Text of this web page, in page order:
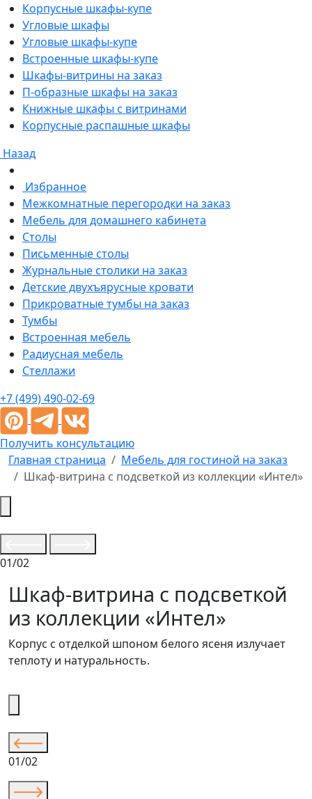
Корпусные шкафы-купе
Угловые шкафы
Угловые шкафы-купе
Встроенные шкафы-купе
Шкафы-витрины на заказ
П-образные шкафы на заказ
Книжные шкафы с витринами
Корпусные распашные шкафы
Назад
Избранное
Межкомнатные перегородки на заказ
Мебель для домашнего кабинета
Столы
Письменные столы
Журнальные столики на заказ
Детские двухъярусные кровати
Прикроватные тумбы на заказ
Тумбы
Встроенная мебель
Радиусная мебель
Стеллажи
+7 (499) 490-02-69
Получить консультацию
Главная страница
Мебель для гостиной на заказ
Шкаф-витрина с подсветкой из коллекции «Интел»
01/02
Шкаф-витрина с подсветкой
из коллекции «Интел»
Корпус с отделкой шпоном белого ясеня излучает
теплоту и натуральность.
01/02